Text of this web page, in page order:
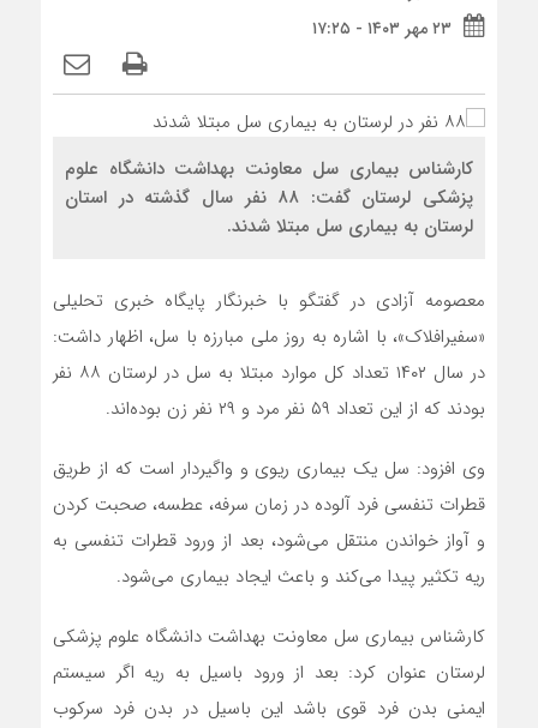
۲۳ مهر ۱۴۰۳ - ۱۷:۲۵
کارشناس بیماری سل معاونت بهداشت دانشگاه علوم
پزشکی لرستان گفت: ۸۸ نفر سال گذشته در استان
لرستان به بیماری سل مبتلا شدند.
معصومه آزادی در گفتگو با خبرنگار پایگاه خبری تحلیلی
«سفیرافلاک»، با اشاره به روز ملی مبارزه با سل، اظهار داشت:
در سال ۱۴۰۲ تعداد کل موارد مبتلا به سل در لرستان ۸۸ نفر
بودند که از این تعداد ۵۹ نفر مرد و ۲۹ نفر زن بوده‌اند.
وی افزود: سل یک بیماری ریوی و واگیردار است که از طریق
قطرات تنفسی فرد آلوده در زمان سرفه، عطسه، صحبت کردن
و آواز خواندن منتقل می‌شود، بعد از ورود قطرات تنفسی به
ریه تکثیر پیدا می‌کند و باعث ایجاد بیماری می‌شود.
کارشناس بیماری سل معاونت بهداشت دانشگاه علوم پزشکی
لرستان عنوان کرد: بعد از ورود باسیل به ریه اگر سیستم
ایمنی بدن فرد قوی باشد این باسیل در بدن فرد سرکوب